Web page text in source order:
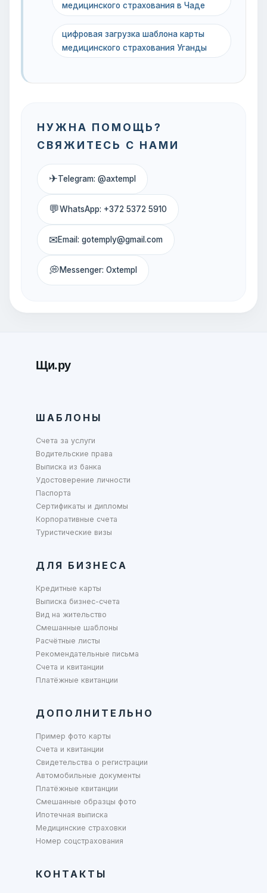
медицинского страхования в Чаде
цифровая загрузка шаблона карты
медицинского страхования Уганды
НУЖНА ПОМОЩЬ?
СВЯЖИТЕСЬ С НАМИ
✈Telegram: @axtempl
💬WhatsApp: +372 5372 5910
✉Email: gotemply@gmail.com
💭Messenger: Oxtempl
Щи.ру
ШАБЛОНЫ
Счета за услуги
Водительские права
Выписка из банка
Удостоверение личности
Паспорта
Сертификаты и дипломы
Корпоративные счета
Туристические визы
ДЛЯ БИЗНЕСА
Кредитные карты
Выписка бизнес-счета
Вид на жительство
Смешанные шаблоны
Расчётные листы
Рекомендательные письма
Счета и квитанции
Платёжные квитанции
ДОПОЛНИТЕЛЬНО
Пример фото карты
Счета и квитанции
Свидетельства о регистрации
Автомобильные документы
Платёжные квитанции
Смешанные образцы фото
Ипотечная выписка
Медицинские страховки
Номер соцстрахования
КОНТАКТЫ